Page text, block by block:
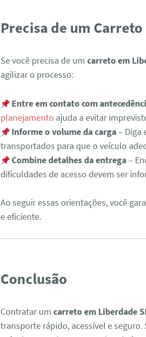
Precisa de um
Se você precisa de umcarreto em
agilizar o processo:
Entre em contato com
planejamento ajuda a evitar
Informe o volume da carga– Diga
transportados para que o veículo
Combine detalhes da entrega–
dificuldades de acesso devem ser
Ao seguir essas orientações, você
e eficiente.
Conclusão
Contratar umcarreto em Liberdade
transporte rápido, acessível e